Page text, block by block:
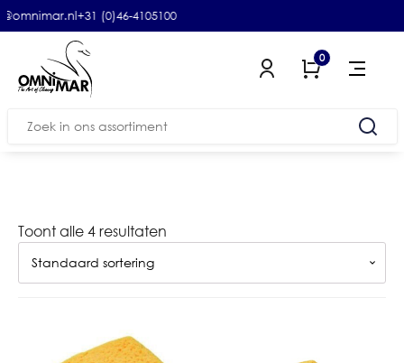
+31 (0)46-4105100
0
Zoeken
Toont alle 4 resultaten